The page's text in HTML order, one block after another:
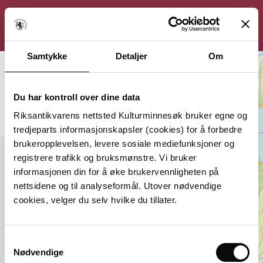
Samtykke Detaljer Om
Du har kontroll over dine data
Riksantikvarens nettsted Kulturminnesøk bruker egne og
tredjeparts informasjonskapsler (cookies) for å forbedre
brukeropplevelsen, levere sosiale mediefunksjoner og
registrere trafikk og bruksmønstre. Vi bruker
informasjonen din for å øke brukervennligheten på
nettsidene og til analyseformål. Utover nødvendige
cookies, velger du selv hvilke du tillater.
Nødvendige
KULTURMINNESØK
Filter